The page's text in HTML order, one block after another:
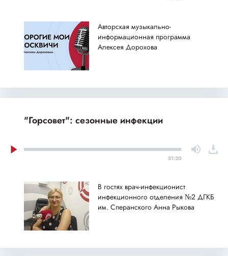
Авторская музыкально-
информационная программа
Алексея Дорохова
"Горсовет": сезонные инфекции
51:20
В гостях врач-инфекционист
инфекционного отделения №2 ДГКБ
им. Сперанского Анна Рыкова